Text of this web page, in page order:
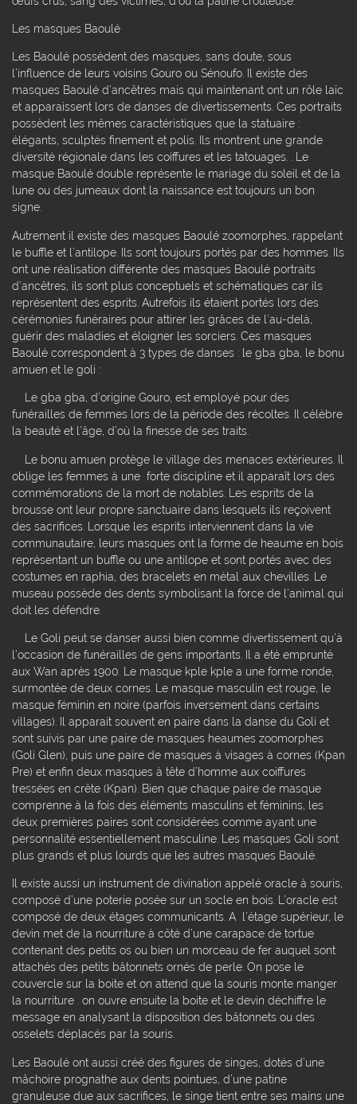
Les masques Baoulé
Les Baoulé possèdent des masques, sans doute, sous
l’influence de leurs voisins Gouro ou Sénoufo. Il existe des
masques Baoulé d’ancêtres mais qui maintenant ont un rôle laïc
et apparaissent lors de danses de divertissements. Ces portraits
possèdent les mêmes caractéristiques que la statuaire :
élégants, sculptés finement et polis. Ils montrent une grande
diversité régionale dans les coiffures et les tatouages. . Le
masque Baoulé double représente le mariage du soleil et de la
lune ou des jumeaux dont la naissance est toujours un bon
signe.
Autrement il existe des masques Baoulé zoomorphes, rappelant
le buffle et l’antilope. Ils sont toujours portés par des hommes. Ils
ont une réalisation différente des masques Baoulé portraits
d’ancêtres, ils sont plus conceptuels et schématiques car ils
représentent des esprits. Autrefois ils étaient portés lors des
cérémonies funéraires pour attirer les grâces de l’au-delà,
guérir des maladies et éloigner les sorciers. Ces masques
Baoulé correspondent à 3 types de danses : le gba gba, le bonu
amuen et le goli :
Le gba gba, d’origine Gouro, est employé pour des
funérailles de femmes lors de la période des récoltes. Il célèbre
la beauté et l’âge, d’où la finesse de ses traits.
Le bonu amuen protège le village des menaces extérieures. Il
oblige les femmes à une forte discipline et il apparaît lors des
commémorations de la mort de notables. Les esprits de la
brousse ont leur propre sanctuaire dans lesquels ils reçoivent
des sacrifices. Lorsque les esprits interviennent dans la vie
communautaire, leurs masques ont la forme de heaume en bois
représentant un buffle ou une antilope et sont portés avec des
costumes en raphia, des bracelets en métal aux chevilles. Le
museau possède des dents symbolisant la force de l’animal qui
doit les défendre.
Le Goli peut se danser aussi bien comme divertissement qu’à
l’occasion de funérailles de gens importants. Il a été emprunté
aux Wan après 1900. Le masque kple kple a une forme ronde,
surmontée de deux cornes. Le masque masculin est rouge, le
masque féminin en noire (parfois inversement dans certains
villages). Il apparait souvent en paire dans la danse du Goli et
sont suivis par une paire de masques heaumes zoomorphes
(Goli Glen), puis une paire de masques à visages à cornes (Kpan
Pre) et enfin deux masques à tête d’homme aux coiffures
tressées en crête (Kpan). Bien que chaque paire de masque
comprenne à la fois des éléments masculins et féminins, les
deux premières paires sont considérées comme ayant une
personnalité essentiellement masculine. Les masques Goli sont
plus grands et plus lourds que les autres masques Baoulé.
Il existe aussi un instrument de divination appelé oracle à souris,
composé d’une poterie posée sur un socle en bois. L’oracle est
composé de deux étages communicants. A l’étage supérieur, le
devin met de la nourriture à côté d’une carapace de tortue
contenant des petits os ou bien un morceau de fer auquel sont
attachés des petits bâtonnets ornés de perle. On pose le
couvercle sur la boite et on attend que la souris monte manger
la nourriture . on ouvre ensuite la boite et le devin déchiffre le
message en analysant la disposition des bâtonnets ou des
osselets déplacés par la souris.
Les Baoulé ont aussi créé des figures de singes, dotés d’une
mâchoire prognathe aux dents pointues, d’une patine
granuleuse due aux sacrifices, le singe tient entre ses mains une